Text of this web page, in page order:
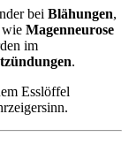
bei Blähungen,
wie Magenneurose
im
.
Esslöffel